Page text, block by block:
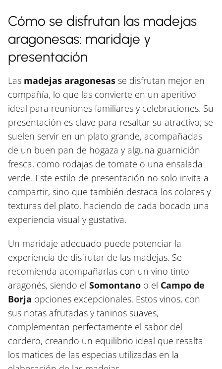
Cómo se disfrutan las madejas
aragonesas: maridaje y
presentación
Las madejas aragonesas se disfrutan mejor en
compañía, lo que las convierte en un aperitivo
ideal para reuniones familiares y celebraciones. Su
presentación es clave para resaltar su atractivo; se
suelen servir en un plato grande, acompañadas
de un buen pan de hogaza y alguna guarnición
fresca, como rodajas de tomate o una ensalada
verde. Este estilo de presentación no solo invita a
compartir, sino que también destaca los colores y
texturas del plato, haciendo de cada bocado una
experiencia visual y gustativa.
Un maridaje adecuado puede potenciar la
experiencia de disfrutar de las madejas. Se
recomienda acompañarlas con un vino tinto
aragonés, siendo el Somontano o el Campo de
Borja opciones excepcionales. Estos vinos, con
sus notas afrutadas y taninos suaves,
complementan perfectamente el sabor del
cordero, creando un equilibrio ideal que resalta
los matices de las especias utilizadas en la